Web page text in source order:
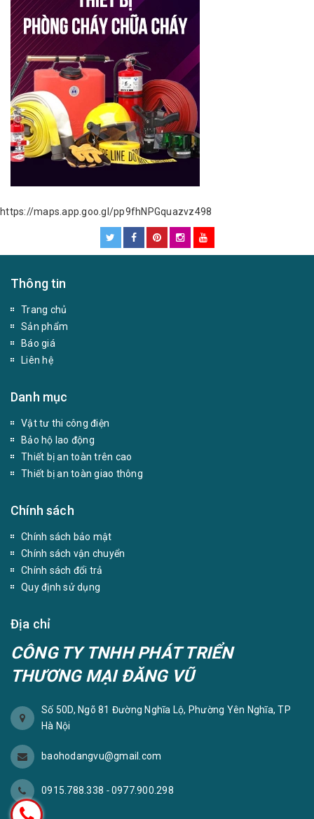
https://maps.app.goo.gl/pp9fhNPGquazvz498
Thông tin
Trang chủ
Sản phẩm
Báo giá
Liên hệ
Danh mục
Vật tư thi công điện
Bảo hộ lao động
Thiết bị an toàn trên cao
Thiết bị an toàn giao thông
Chính sách
Chính sách bảo mật
Chính sách vận chuyển
Chính sách đổi trả
Quy định sử dụng
Địa chỉ
CÔNG TY TNHH PHÁT TRIỂN
THƯƠNG MẠI ĐĂNG VŨ
Số 50D, Ngõ 81 Đường Nghĩa Lộ, Phường Yên Nghĩa, TP
Hà Nội
baohodangvu@gmail.com
0915.788.338 -0977.900.298